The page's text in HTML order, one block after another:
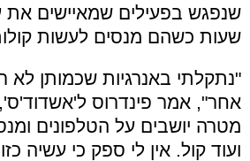
שנפגש בפעילים שמאיישים
שעות כשהם מנסים לעשות
"נתקלתי באנרגיות שכמותן לא
אחר", אמר פינדרוס
מטרה יושבים על הטלפונים
ועוד קול. אין לי ספק כי עשיה